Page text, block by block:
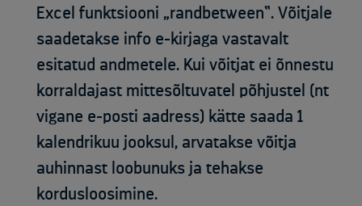
Excel funktsiooni „randbetween“. Võitjale
saadetakse info e-kirjaga vastavalt
esitatud andmetele. Kui võitjat ei õnnestu
korraldajast mittesõltuvatel põhjustel (nt
vigane e-posti aadress) kätte saada 1
kalendrikuu jooksul, arvatakse võitja
auhinnast loobunuks ja tehakse
kordusloosimine.